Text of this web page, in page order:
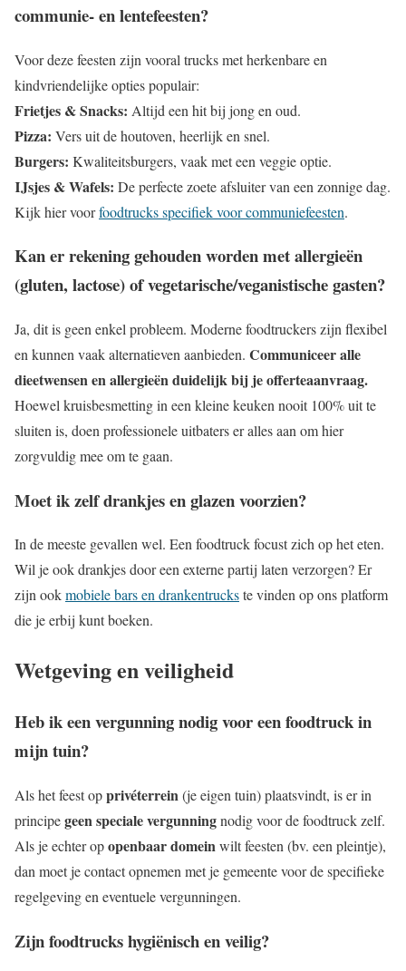
communie- en lentefeesten?
Voor deze feesten zijn vooral trucks met herkenbare en
kindvriendelijke opties populair:
Frietjes & Snacks: Altijd een hit bij jong en oud.
Pizza: Vers uit de houtoven, heerlijk en snel.
Burgers: Kwaliteitsburgers, vaak met een veggie optie.
IJsjes & Wafels: De perfecte zoete afsluiter van een zonnige dag.
Kijk hier voorfoodtrucks specifiek voor communiefeesten.
Kan er rekening gehouden worden met allergieën
(gluten, lactose) of vegetarische/veganistische gasten?
Ja, dit is geen enkel probleem. Moderne foodtruckers zijn flexibel
en kunnen vaak alternatieven aanbieden. Communiceer alle
dieetwensen en allergieën duidelijk bij je offerteaanvraag.
Hoewel kruisbesmetting in een kleine keuken nooit 100% uit te
sluiten is, doen professionele uitbaters er alles aan om hier
zorgvuldig mee om te gaan.
Moet ik zelf drankjes en glazen voorzien?
In de meeste gevallen wel. Een foodtruck focust zich op het eten.
Wil je ook drankjes door een externe partij laten verzorgen? Er
zijn ookmobiele bars en drankentruckste vinden op ons platform
die je erbij kunt boeken.
Wetgeving en veiligheid
Heb ik een vergunning nodig voor een foodtruck in
mijn tuin?
Als het feest opprivéterrein(je eigen tuin) plaatsvindt, is er in
principegeen speciale vergunningnodig voor de foodtruck zelf.
Als je echter opopenbaar domeinwilt feesten (bv. een pleintje),
dan moet je contact opnemen met je gemeente voor de specifieke
regelgeving en eventuele vergunningen.
Zijn foodtrucks hygiënisch en veilig?